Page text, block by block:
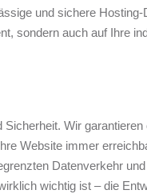
und sichere
sondern auch auf Ihre
Wir
Website immer
Datenverkehr
wichtig ist – die